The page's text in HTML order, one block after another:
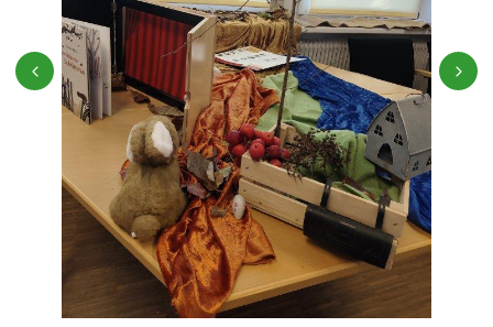
Öffentliche Bücherei Allerheiligen